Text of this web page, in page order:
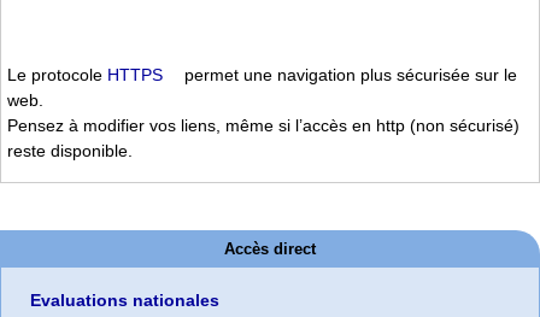
Le protocole HTTPS
permet une navigation plus sécurisée sur le
web.
Pensez à modifier vos liens, même si l’accès en http (non sécurisé)
reste disponible.
Accès direct
Evaluations nationales